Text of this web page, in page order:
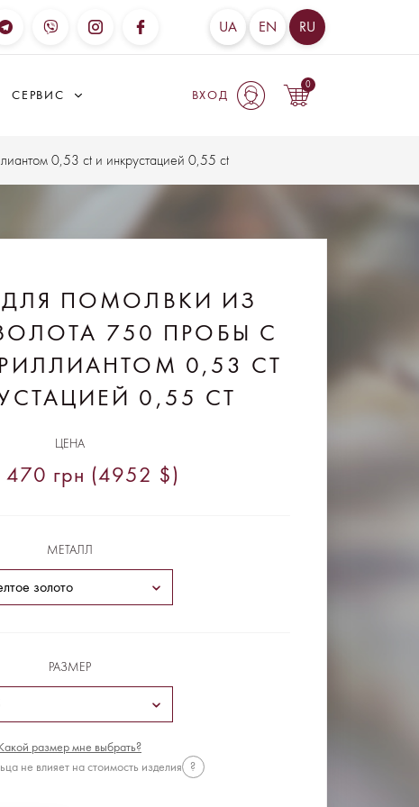
UA EN RU
СЕРВИС ВХОД
0
0,53 ct и инкрустацией 0,55 ct
ПОМОЛВКИ ИЗ
750 ПРОБЫ С
0,53 CT
0,55 CT
ЦЕНА
грн (4952 $)
МЕТАЛЛ
РАЗМЕР
размер мне выбрать?
не влияет на стоимость изделия
?